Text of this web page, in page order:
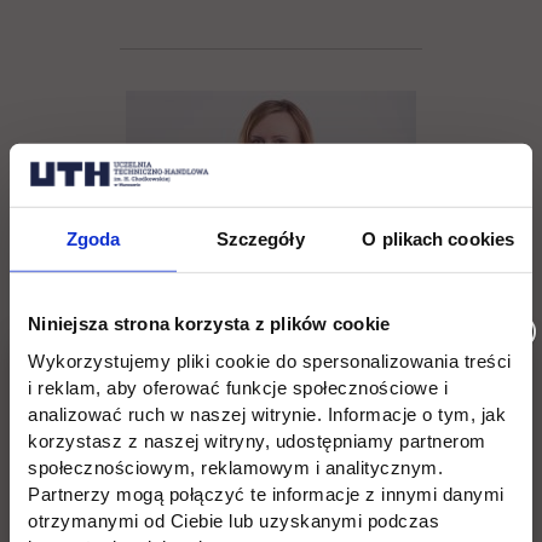
Zgoda Szczegóły O plikach cookies
Niniejsza strona korzysta z plików cookie
Wykorzystujemy pliki cookie do spersonalizowania treści
i reklam, aby oferować funkcje społecznościowe i
analizować ruch w naszej witrynie. Informacje o tym, jak
korzystasz z naszej witryny, udostępniamy partnerom
społecznościowym, reklamowym i analitycznym.
Partnerzy mogą połączyć te informacje z innymi danymi
otrzymanymi od Ciebie lub uzyskanymi podczas
Agnieszka Bliszczak
tel. (22) 262 88 88,
rekrutacja@uth.edu.pl